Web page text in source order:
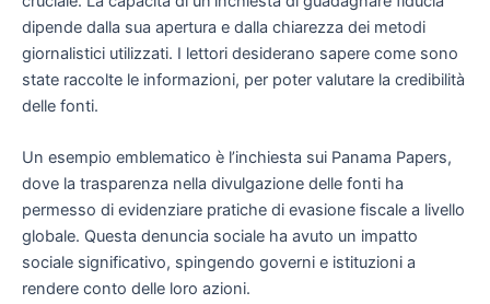
dipende dalla sua apertura e dalla chiarezza dei metodi
giornalistici utilizzati. I lettori desiderano sapere come sono
state raccolte le informazioni, per poter valutare la credibilità
delle fonti.
Un esempio emblematico è l’inchiesta sui Panama Papers,
dove la trasparenza nella divulgazione delle fonti ha
permesso di evidenziare pratiche di evasione fiscale a livello
globale. Questa denuncia sociale ha avuto un impatto
sociale significativo, spingendo governi e istituzioni a
rendere conto delle loro azioni.